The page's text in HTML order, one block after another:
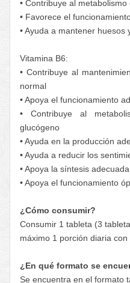
• Contribuye al
• Favorece el
• Ayuda a mantener huesos
Vitamina B6:
• Contribuye al
normal
• Apoya el funcionamiento
• Contribuye al
glucógeno
• Ayuda en la producción
• Ayuda a reducir los
• Apoya la síntesis
• Apoya el funcionamiento
¿Cómo consumir?
Consumir 1 tableta (3
máximo 1 porción diaria con
¿En qué formato se
Se encuentra en el formato